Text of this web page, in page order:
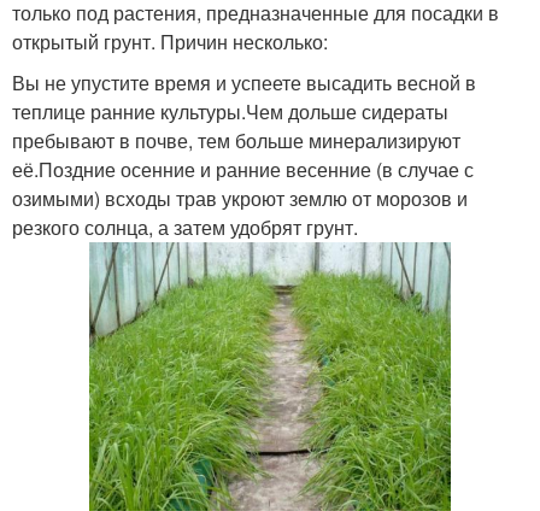
только под растения, предназначенные для посадки в
открытый грунт. Причин несколько:
Вы не упустите время и успеете высадить весной в
теплице ранние культуры.Чем дольше сидераты
пребывают в почве, тем больше минерализируют
её.Поздние осенние и ранние весенние (в случае с
озимыми) всходы трав укроют землю от морозов и
резкого солнца, а затем удобрят грунт.